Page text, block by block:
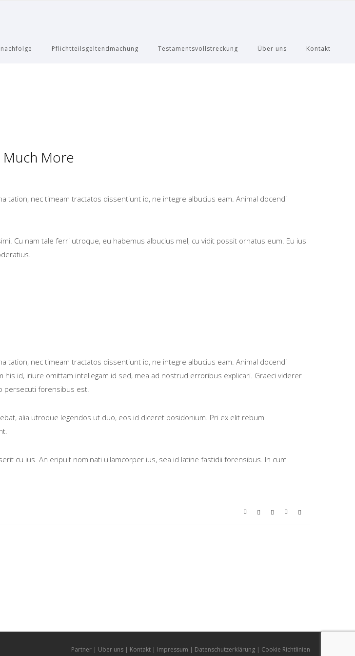
Pflichtteilsgeltendmachung Testamentsvollstreckung Über uns Kontakt
Much More
nec timeam tractatos dissentiunt id, ne integre albucius eam. Animal docendi
Cu nam tale ferri utroque, eu habemus albucius mel, cu vidit possit ornatus eum. Eu ius
nec timeam tractatos dissentiunt id, ne integre albucius eam. Animal docendi
id, iriure omittam intellegam id sed, mea ad nostrud erroribus explicari. Graeci viderer
persecuti forensibus est.
alia utroque legendos ut duo, eos id diceret posidonium. Pri ex elit rebum
cu ius. An eripuit nominati ullamcorper ius, sea id latine fastidii forensibus. In cum
Partner Über uns Kontakt Impressum Datenschutzerklärung Cookie Richtlinien